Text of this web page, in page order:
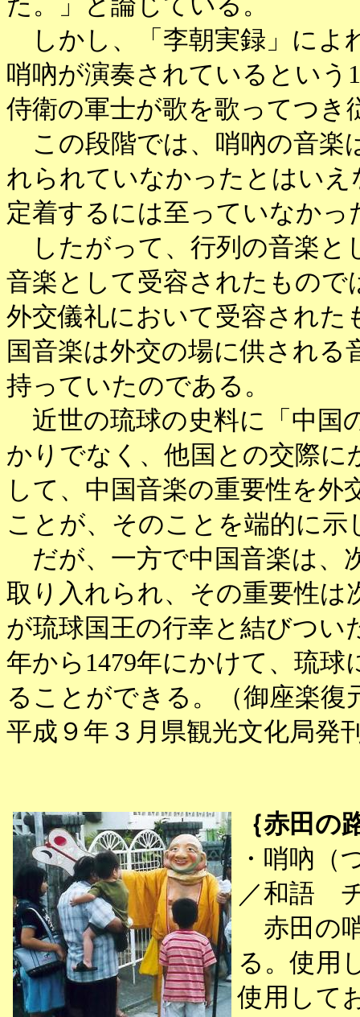
しかし、「李朝実録」によ
哨吶が演奏されているという
侍衛の軍士が歌を歌ってつ
この段階では、哨吶の音楽
れられていなかったとはい
定着するには至っていなかっ
したがって、行列の音楽と
音楽として受容されたもの
外交儀礼において受容され
国音楽は外交の場に供され
持っていたのである。
近世の琉球の史料に「中国
かりでなく、他国との交際
して、中国音楽の重要性を
ことが、そのことを端的に示
だが、一方で中国音楽は、
取り入れられ、その重要性は
が琉球国王の行幸と結びつい
年から1479年にかけて、琉
ることができる。（御座楽復
平成９年３月県観光文化局発
｛赤田の
・哨吶（
／和語
赤田の
る。使用
使用して